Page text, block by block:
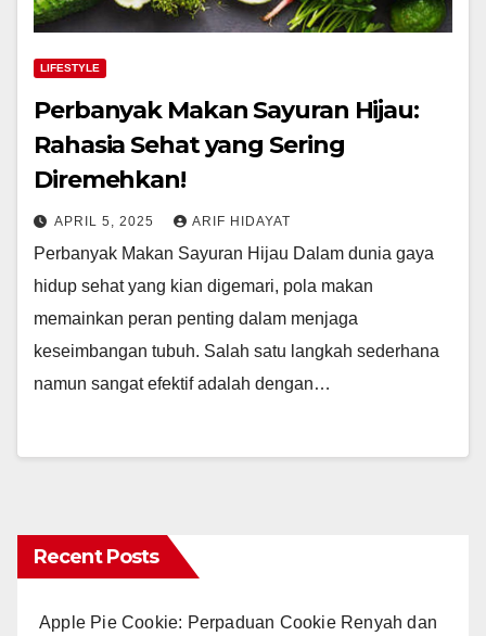
LIFESTYLE
Perbanyak Makan Sayuran Hijau:
Rahasia Sehat yang Sering
Diremehkan!
APRIL 5, 2025 ARIF HIDAYAT
Perbanyak Makan Sayuran Hijau Dalam dunia gaya
hidup sehat yang kian digemari, pola makan
memainkan peran penting dalam menjaga
keseimbangan tubuh. Salah satu langkah sederhana
namun sangat efektif adalah dengan…
Recent Posts
Apple Pie Cookie: Perpaduan Cookie Renyah dan